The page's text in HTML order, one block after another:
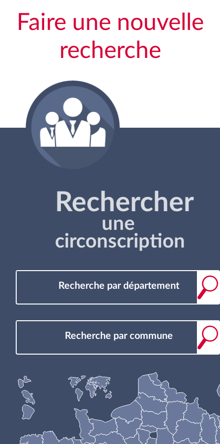
Faire une nouvelle
recherche
Rechercher
une
circonscription
Recherche par département
Recherche par commune